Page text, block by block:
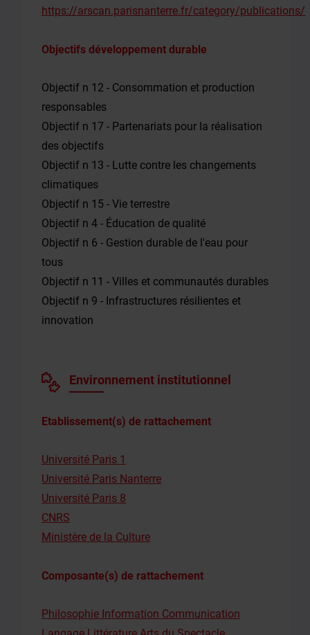
https://arscan.parisnanterre.fr/category/publications/
Objectifs développement durable
Objectif n 12 - Consommation et production
responsables
Objectif n 17 - Partenariats pour la réalisation
des objectifs
Objectif n 13 - Lutte contre les changements
climatiques
Objectif n 15 - Vie terrestre
Objectif n 4 - Éducation de qualité
Objectif n 6 - Gestion durable de l'eau pour
tous
Objectif n 11 - Villes et communautés durables
Objectif n 9 - Infrastructures résilientes et
innovation
Environnement institutionnel
Etablissement(s) de rattachement
Université Paris 1
Université Paris Nanterre
Université Paris 8
CNRS
Ministère de la Culture
Composante(s) de rattachement
Philosophie Information Communication